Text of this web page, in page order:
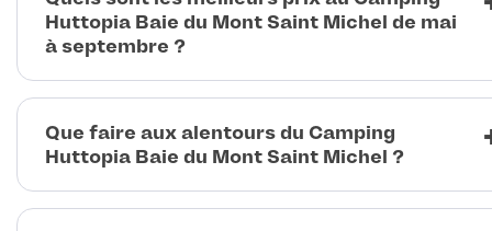
Huttopia Baie du Mont Saint Michel de mai
à septembre ?
Que faire aux alentours du Camping
Huttopia Baie du Mont Saint Michel ?